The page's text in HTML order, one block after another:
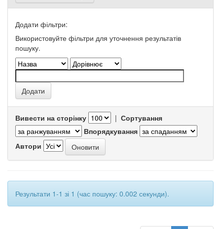
Додати фільтри:
Використовуйте фільтри для уточнення результатів
пошуку.
Вивести на сторінку | Сортування
Впорядкування
Автори
Результати 1-1 зі 1 (час пошуку: 0.002 секунди).